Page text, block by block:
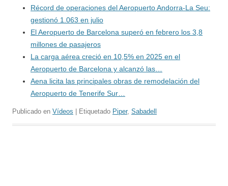
Récord de operaciones del Aeropuerto Andorra-La Seu:
gestionó 1.063 en julio
El Aeropuerto de Barcelona superó en febrero los 3,8
millones de pasajeros
La carga aérea creció en 10,5% en 2025 en el
Aeropuerto de Barcelona y alcanzó las…
Aena licita las principales obras de remodelación del
Aeropuerto de Tenerife Sur…
Publicado en Vídeos | Etiquetado Piper, Sabadell